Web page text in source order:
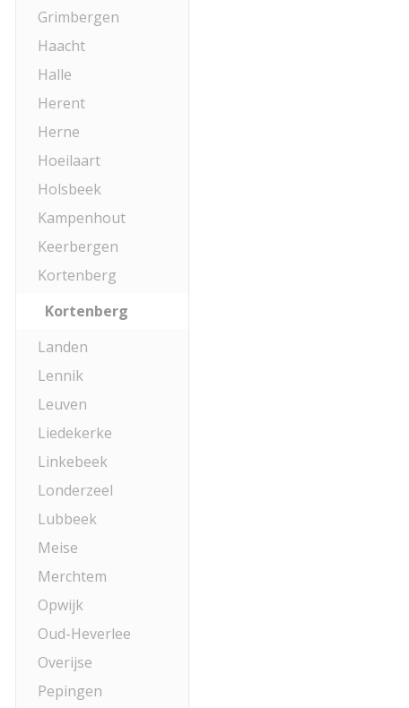
Grimbergen
Haacht
Halle
Herent
Herne
Hoeilaart
Holsbeek
Kampenhout
Keerbergen
Kortenberg
Kortenberg
Landen
Lennik
Leuven
Liedekerke
Linkebeek
Londerzeel
Lubbeek
Meise
Merchtem
Opwijk
Oud-Heverlee
Overijse
Pepingen